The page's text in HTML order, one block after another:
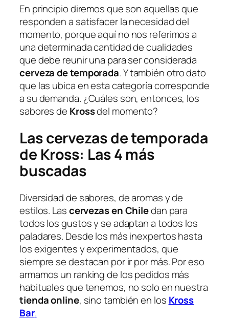
En principio diremos que son aquellas que
responden a satisfacer la necesidad del
momento, porque aquí no nos referimos a
una determinada cantidad de cualidades
que debe reunir una para ser considerada
cerveza de temporada. Y también otro dato
que las ubica en esta categoría corresponde
a su demanda. ¿Cuáles son, entonces, los
sabores de Krossdel momento?
Las cervezas de temporada
de Kross: Las 4 más
buscadas
Diversidad de sabores, de aromas y de
estilos. Lascervezas en Chiledan para
todos los gustos y se adaptan a todos los
paladares. Desde los más inexpertos hasta
los exigentes y experimentados, que
siempre se destacan por ir por más. Por eso
armamos un ranking de los pedidos más
habituales que tenemos, no solo en nuestra
tienda online, sino también en los Kross
Bar.